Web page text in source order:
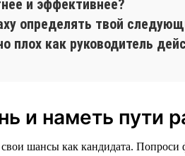
и эффективнее?
определять твой
плох как руководитель
и наметь пути
шансы как кандидата.